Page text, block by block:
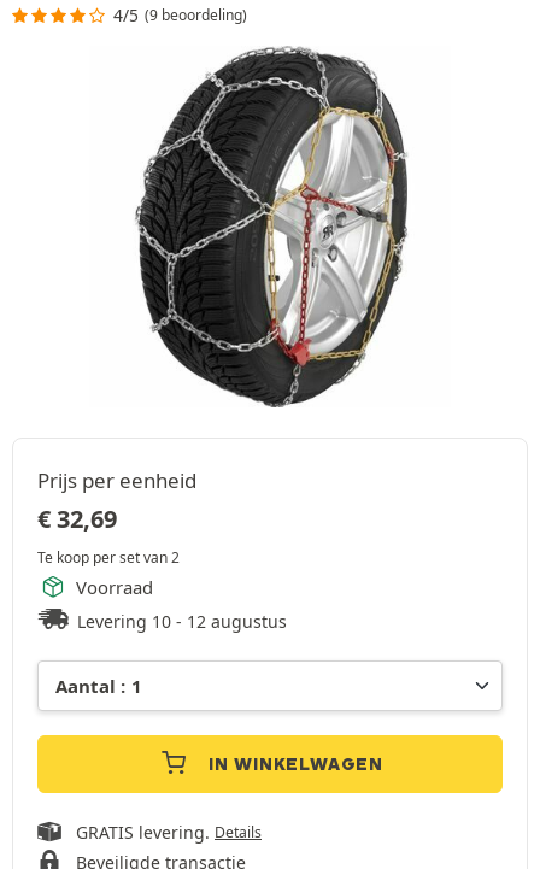
4/5 (9 beoordeling)
Prijs per eenheid
€32,69
Te koop per set van 2
Voorraad
Levering 10 - 12 augustus
IN WINKELWAGEN
GRATIS levering. Details
Beveiligde transactie